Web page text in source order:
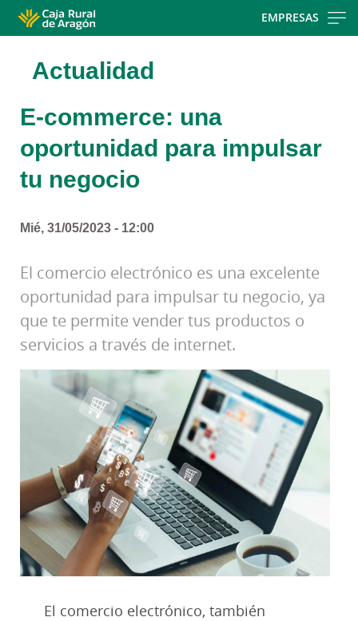
EMPRESAS
Actualidad
E-commerce: una
oportunidad para impulsar
tu negocio
Mié, 31/05/2023 - 12:00
El comercio electrónico es una excelente
oportunidad para impulsar tu negocio, ya
que te permite vender tus productos o
servicios a través de internet.
El comercio electrónico, también